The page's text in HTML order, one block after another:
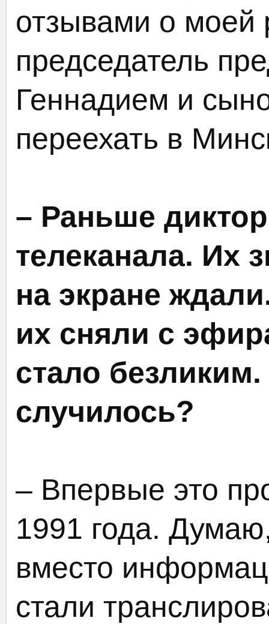
отзывами о
председатель
Геннадием и
переехать в
– Раньше
телеканала. Их
на экране
их сняли с
стало
случилось?
– Впервые это
1991 года.
вместо
стали